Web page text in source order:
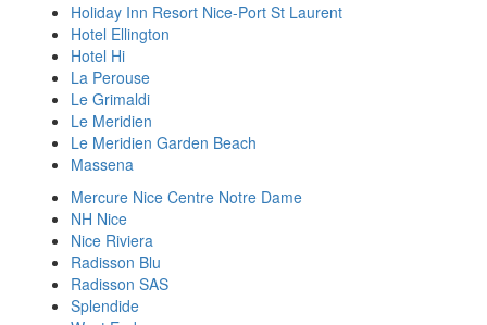
Holiday Inn Resort Nice-Port St Laurent
Hotel Ellington
Hotel Hi
La Perouse
Le Grimaldi
Le Meridien
Le Meridien Garden Beach
Massena
Mercure Nice Centre Notre Dame
NH Nice
Nice Riviera
Radisson Blu
Radisson SAS
Splendide